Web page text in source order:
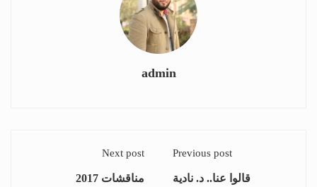
admin
Previous post
قالوا عنا.. د. نادية
Next post
مناقشات 2017